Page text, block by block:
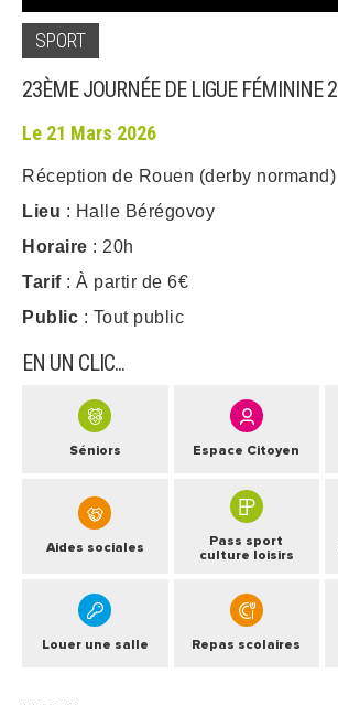
SPORT
23ÈME JOURNÉE DE LIGUE FÉMININE 2
Le 21 Mars 2026
Réception de Rouen (derby normand)
Lieu : Halle Bérégovoy
Horaire : 20h
Tarif: À partir de 6€
Public : Tout public
EN UN CLIC...
Séniors Espace Citoyen
Aides sociales
Pass sport
culture loisirs
Louer une salle Repas scolaires
ARRÊTÉS MUNICIPAUX
DÉLIBÉRATIONS